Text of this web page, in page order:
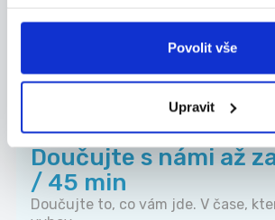
Povolit vše
Upravit
Škola Populo
Doučujte s námi až
/ 45 min
Doučujte to, co vám jde. V čase,